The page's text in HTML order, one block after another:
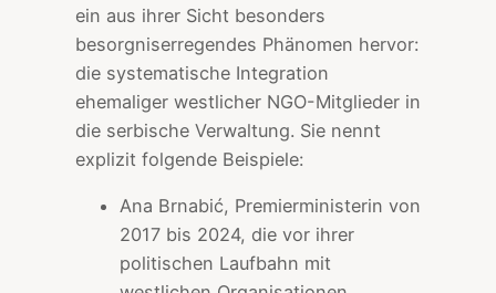
ein aus ihrer Sicht besonders
besorgniserregendes Phänomen hervor:
die systematische Integration
ehemaliger westlicher NGO-Mitglieder in
die serbische Verwaltung. Sie nennt
explizit folgende Beispiele:
Ana Brnabić, Premierministerin von
2017 bis 2024, die vor ihrer
politischen Laufbahn mit